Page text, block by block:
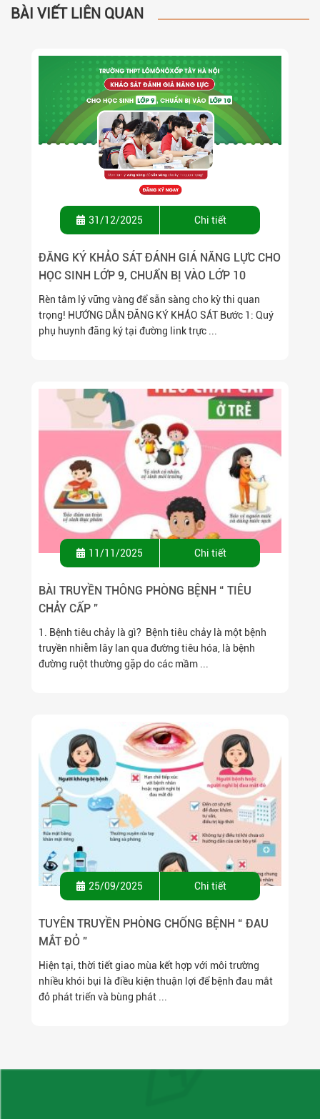
BÀI VIẾT LIÊN QUAN
31/12/2025 Chi tiết
ĐĂNG KÝ KHẢO SÁT ĐÁNH GIÁ NĂNG LỰC CHO
HỌC SINH LỚP 9, CHUẨN BỊ VÀO LỚP 10
Rèn tâm lý vững vàng để sẵn sàng cho kỳ thi quan
trọng! HƯỚNG DẪN ĐĂNG KÝ KHẢO SÁT Bước 1: Quý
phụ huynh đăng ký tại đường link trực ...
11/11/2025 Chi tiết
BÀI TRUYỀN THÔNG PHÒNG BỆNH “ TIÊU
CHẢY CẤP ”
1. Bệnh tiêu chảy là gì? Bệnh tiêu chảy là một bệnh
truyền nhiễm lây lan qua đường tiêu hóa, là bệnh
đường ruột thường gặp do các mầm ...
25/09/2025 Chi tiết
TUYÊN TRUYỀN PHÒNG CHỐNG BỆNH “ ĐAU
MẮT ĐỎ ”
Hiện tại, thời tiết giao mùa kết hợp với môi trường
nhiều khói bụi là điều kiện thuận lợi để bệnh đau mắt
đỏ phát triển và bùng phát ...